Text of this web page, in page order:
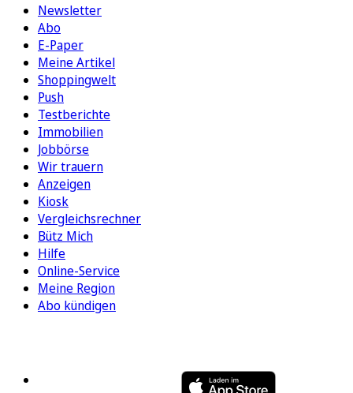
Newsletter
Abo
E-Paper
Meine Artikel
Shoppingwelt
Push
Testberichte
Immobilien
Jobbörse
Wir trauern
Anzeigen
Kiosk
Vergleichsrechner
Bütz Mich
Hilfe
Online-Service
Meine Region
Abo kündigen